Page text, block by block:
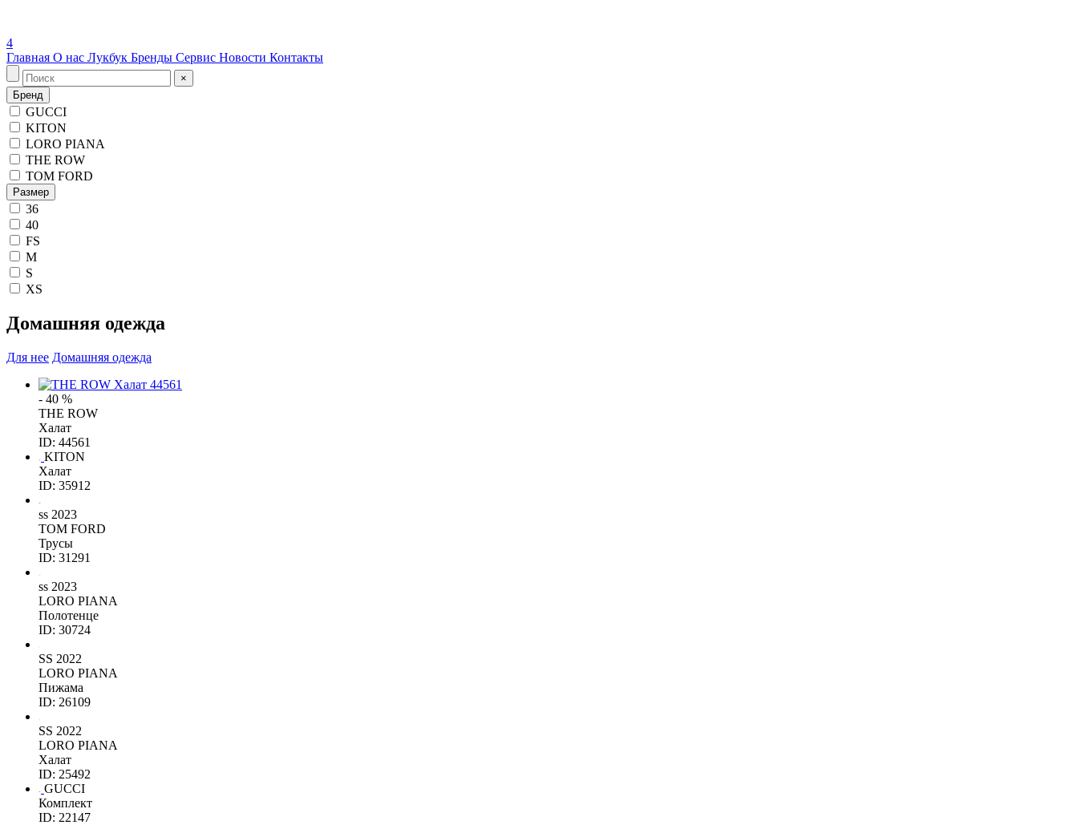
4
Главная О нас Лукбук Бренды Сервис Новости Контакты
×
Бренд
GUCCI
KITON
LORO PIANA
THE ROW
TOM FORD
Размер
36
40
FS
M
S
XS
Домашняя одежда
Для нее Домашняя одежда
- 40 %
THE ROW
Халат
ID: 44561
KITON
Халат
ID: 35912
ss 2023
TOM FORD
Трусы
ID: 31291
ss 2023
LORO PIANA
Полотенце
ID: 30724
SS 2022
LORO PIANA
Пижама
ID: 26109
SS 2022
LORO PIANA
Халат
ID: 25492
GUCCI
Комплект
ID: 22147